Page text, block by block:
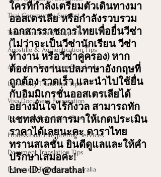
Thai Community Support
Thai Community Support
Apostille & Authentication Tips
Australian Translation Standards
University Transition Tips
Visa Document Preparation
Document Translation Tips
Professional Interpreting Services
Document Translation Tips
Document Translation Australia
ใครที่กำลังเตรียมตัวเดินทางมา
ออสเตรเลีย หรือกำลังรวบรวม
เอกสารราชการไทยเพื่อยื่นวีซ่า
(ไม่ว่าจะเป็นวีซ่านักเรียน วีซ่า
ทำงาน หรือวีซ่าคู่ครอง) หาก
ต้องการงานแปลภาษาอังกฤษที่
ถูกต้อง รวดเร็ว และนำไปใช้ยื่น
กับอิมมิเกรชั่นออสเตรเลียได้
อย่างมั่นใจไร้กังวล สามารถทัก
แชทส่งเอกสารมาให้เกดประเมิน
ราคาได้เลยนะคะ ดาราไทย
ทรานสเลชั่น ยินดีดูแลและให้คำ
ปรึกษาเสมอค่ะ!
Line ID: @darathai